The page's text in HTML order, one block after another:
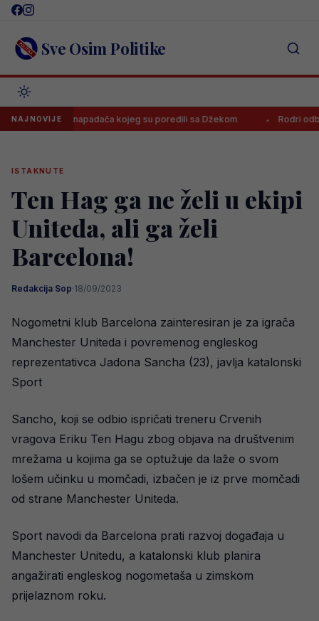
Skip
content Sve Osim Politike
NAJNOVIJE
doveo napadača kojeg su poredili sa Džekom Rodri odbio
ISTAKNUTE
Ten Hag ga ne želi u ekipi
Uniteda, ali ga želi
Barcelona!
Redakcija Sop·18/09/2023
Nogometni klub Barcelona zainteresiran je za igrača
Manchester Uniteda i povremenog engleskog
reprezentativca Jadona Sancha (23), javlja katalonski
Sport
Sancho, koji se odbio ispričati treneru Crvenih
vragova Eriku Ten Hagu zbog objava na društvenim
mrežama u kojima ga se optužuje da laže o svom
lošem učinku u momčadi, izbačen je iz prve momčadi
od strane Manchester Uniteda.
Sport navodi da Barcelona prati razvoj događaja u
Manchester Unitedu, a katalonski klub planira
angažirati engleskog nogometaša u zimskom
prijelaznom roku.